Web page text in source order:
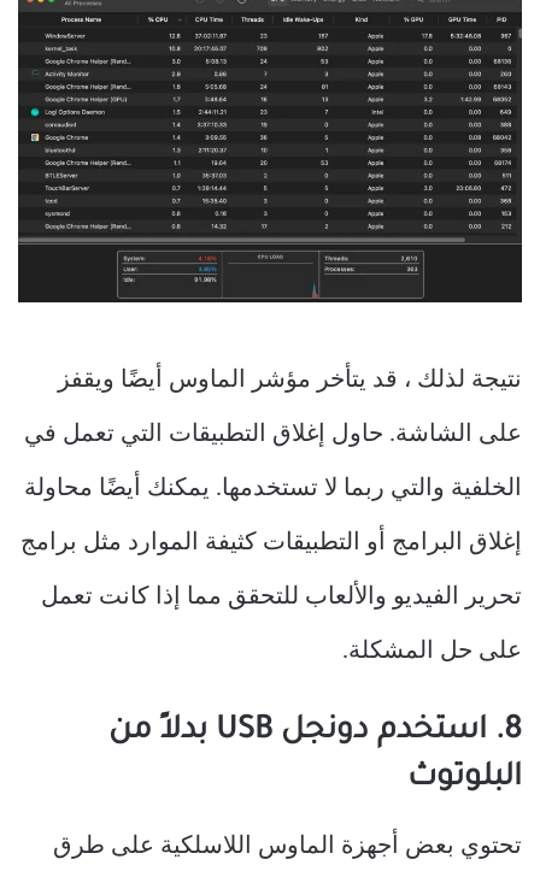
نتيجة لذلك ، قد يتأخر مؤشر الماوس أيضًا ويقفز
على الشاشة. حاول إغلاق التطبيقات التي تعمل في
الخلفية والتي ربما لا تستخدمها. يمكنك أيضًا محاولة
إغلاق البرامج أو التطبيقات كثيفة الموارد مثل برامج
تحرير الفيديو والألعاب للتحقق مما إذا كانت تعمل
على حل المشكلة.
8. استخدم دونجل USB بدلاً من
البلوتوث
تحتوي بعض أجهزة الماوس اللاسلكية على طرق